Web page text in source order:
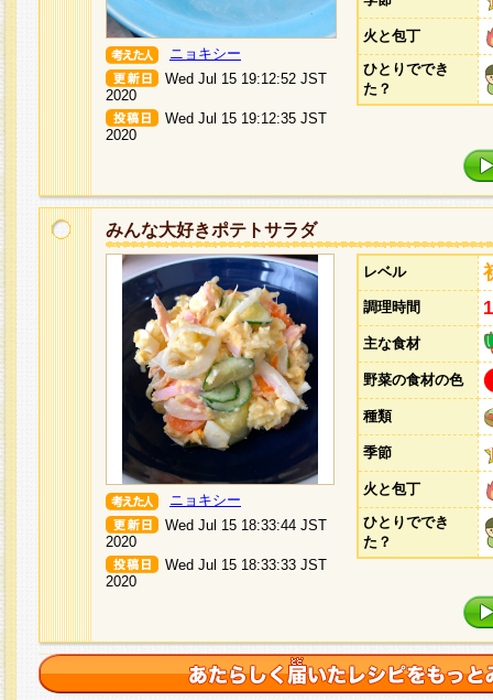
ニョキシー
Wed Jul 15 19:12:52 JST
2020
Wed Jul 15 19:12:35 JST
2020
火と包丁
ひとりででき
た？
みんな大好きポテトサラダ
ニョキシー
Wed Jul 15 18:33:44 JST
2020
Wed Jul 15 18:33:33 JST
2020
レベル
調理時間
主な食材
野菜の食材の色
種類
季節
火と包丁
ひとりででき
た？